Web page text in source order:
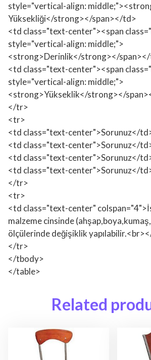
style="vertical-align:
Yüksekliği</strong></span></td>
<td class="text-center"><span
style="vertical-align: middle;">
<strong>Derinlik</strong></
<td class="text-center"><span
style="vertical-align: middle;">
<strong>Yükseklik</strong></
</tr>
<tr>
<td class="text-center">Sorunuz</
<td class="text-center">Sorunuz</
<td class="text-center">Sorunuz</
<td class="text-center">Sorunuz</
</tr>
<tr>
<td class="text-center"
malzeme cinsinde
ölçülerinde değişiklik
</tr>
</tbody>
</table>
Related